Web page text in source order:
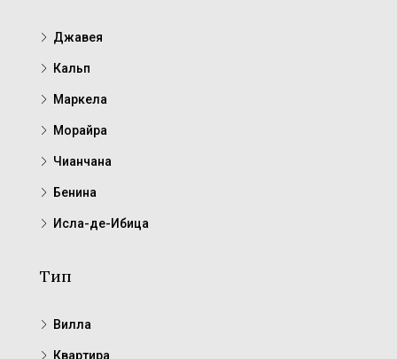
Джавея
Кальп
Маркела
Морайра
Чианчана
Бенина
Исла-де-Ибица
Тип
Вилла
Квартира